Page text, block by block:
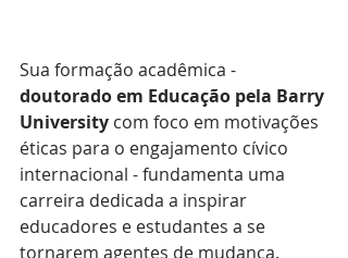
Sua formação acadêmica -
doutorado em Educação pela Barry
University com foco em motivações
éticas para o engajamento cívico
internacional - fundamenta uma
carreira dedicada a inspirar
educadores e estudantes a se
tornarem agentes de mudança.